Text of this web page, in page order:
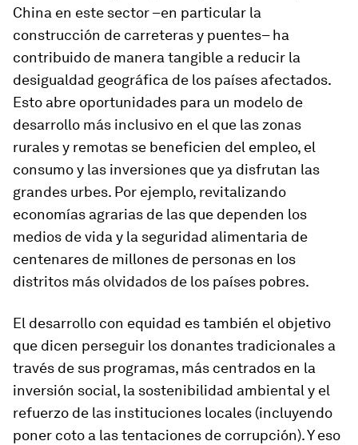
China en este sector –­en particular la
construcción de carreteras y puentes– ha
contribuido de manera tangible a reducir la
desigualdad geográfica de los países afectados.
Esto abre oportunidades para un modelo de
desarrollo más inclusivo en el que las zonas
rurales y remotas se beneficien del empleo, el
consumo y las inversiones que ya disfrutan las
grandes urbes. Por ejemplo, revitalizando
economías agrarias de las que dependen los
medios de vida y la seguridad alimentaria de
centenares de millones de personas en los
distritos más olvidados de los países pobres.
El desarrollo con equidad es también el objetivo
que dicen perseguir los donantes tradicionales a
través de sus programas, más centrados en la
inversión social, la sostenibilidad ambiental y el
refuerzo de las instituciones locales (incluyendo
poner coto a las tentaciones de corrupción). Y eso